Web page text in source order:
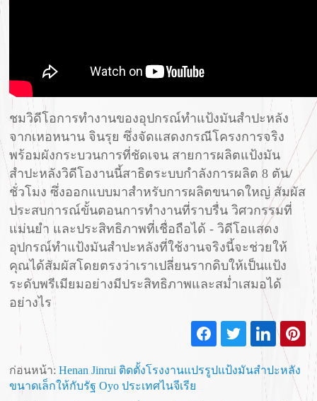
ชมวิดีโอการทำงานของอุปกรณ์ทำแป้งมันสำปะหลัง
จากเหอหนาน จินรุย ซึ่งจัดแสดงกรณีโครงการจริง
พร้อมผังกระบวนการที่ชัดเจน สายการผลิตแป้งมัน
สำปะหลังวิดีโองานนี้สาธิตระบบกำลังการผลิต 8 ตัน/
ชั่วโมง ซึ่งออกแบบมาสำหรับการผลิตขนาดใหญ่ สัมผัส
ประสบการณ์ขั้นตอนการทำงานที่ราบรื่น วิศวกรรมที่
แม่นยำ และประสิทธิภาพที่เชื่อถือได้ - วิดีโอแสดง
อุปกรณ์ทำแป้งมันสำปะหลังที่ใช้งานจริงนี้จะช่วยให้
คุณได้สัมผัสโดยตรงว่าเราเปลี่ยนรากดิบให้เป็นแป้ง
ระดับพรีเมียมอย่างมีประสิทธิภาพและสม่ำเสมอได้
อย่างไร
ก่อนหน้า:Henan Jinrui ติดตั้งโรงงานแปรรูปแป้งมันสำปะหลัง
ขนาดเล็กให้กับรัฐ Oyo ประเทศไนจีเรีย